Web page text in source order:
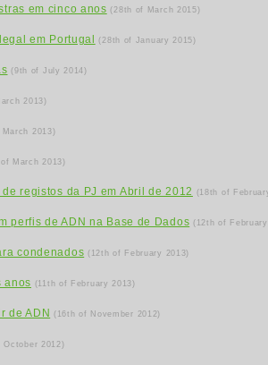
em cinco anos (28th of March 2015)
em Portugal (28th of January 2015)
(9th of July 2014)
2013)
2013)
March 2013)
registos da PJ em Abril de 2012 (18th of
perfis de ADN na Base de Dados (12th of
condenados (12th of February 2013)
anos (11th of February 2013)
de ADN (16th of November 2012)
October 2012)